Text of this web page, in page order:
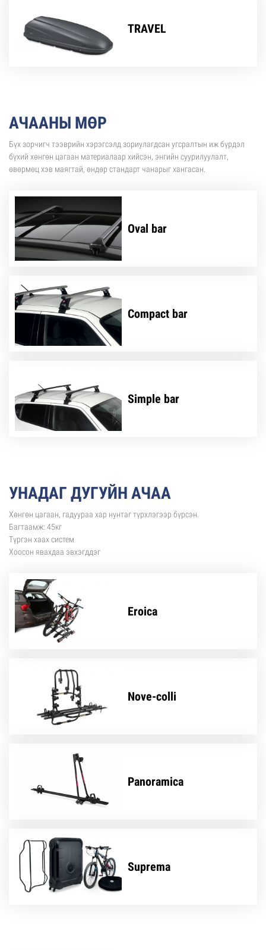
TRAVEL
АЧААНЫ МӨР
Бүх зорчигч тээврийн хэрэгсэлд зориулагдсан угсралтын иж бүрдэл
бүхий хөнгөн цагаан материалаар хийсэн, энгийн суурилуулалт,
өвөрмөц хэв маягтай, өндөр стандарт чанарыг хангасан.
Oval bar
Compact bar
Simple bar
УНАДАГ ДУГУЙН АЧАА
Хөнгөн цагаан, гадуураа хар нунтаг түрхлэгээр бүрсэн.
Багтаамж: 45кг
Түргэн хаах систем
Хоосон явахдаа эвхэгддэг
Eroica
Nove-colli
Panoramica
Suprema